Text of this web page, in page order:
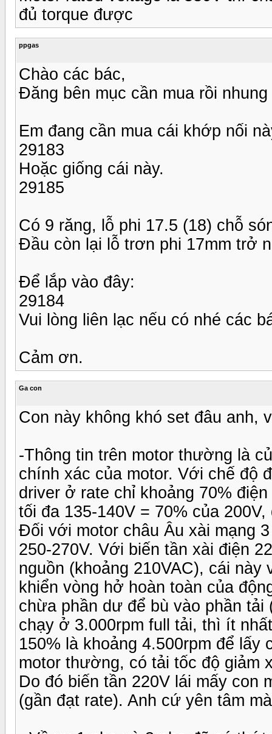
đủ torque được
ppgas
Chào các bác,
Đăng bên mục cần mua rồi
Em đang cần mua cái khớp nối
29183
Hoặc giống cái này.
29185
Có 9 răng, lỗ phi 17.5 (18) chỗ
Đầu còn lại lỗ trơn phi 17mm trở
Để lắp vào đây:
29184
Vui lòng liên lạc nếu có nhé các
Cảm ơn.
Ga con
Con này không khó set đâu anh,
-Thông tin trên motor thường là
chính xác của motor. Với chế độ
driver ở rate chỉ khoảng 70%
tối đa 135-140V = 70% của
Đối với motor châu Âu xài mạng
250-270V. Với biến tần xài điện
nguồn (khoảng 210VAC), cái
khiển vòng hở hoàn toàn của
chừa phần dư để bù vào phần tải
chạy ở 3.000rpm full tải, thì ít
150% là khoảng 4.500rpm để
motor thường, có tải tốc độ giảm
Do đó biến tần 220V lái mấy con
(gần đạt rate). Anh cứ yên tâm